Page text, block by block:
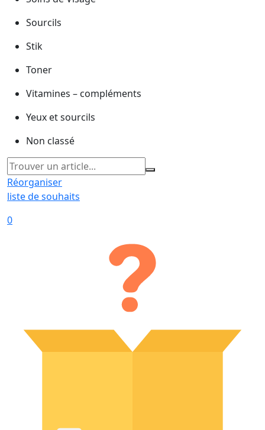
Sourcils
Stik
Toner
Vitamines – compléments
Yeux et sourcils
Non classé
Réorganiser
liste de souhaits
0